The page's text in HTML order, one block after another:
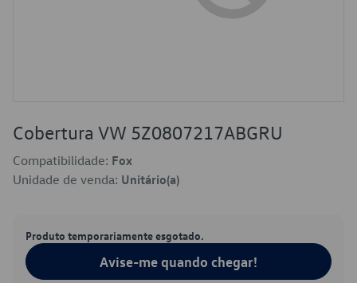
Cobertura VW 5Z0807217ABGRU
Compatibilidade: Fox
Unidade de venda: Unitário(a)
Produto temporariamente esgotado.
Avise-me quando chegar!